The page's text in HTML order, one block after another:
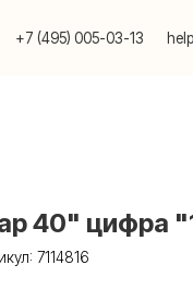
03-13
40" цифра
7114816